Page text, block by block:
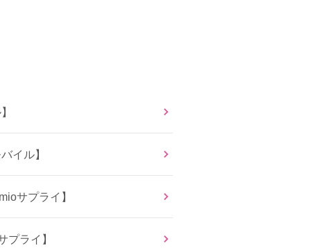
イル】
サプライ】
プライ】